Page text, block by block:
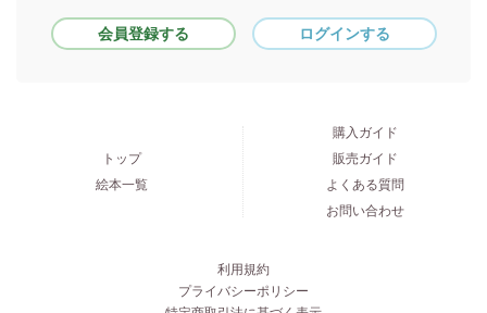
会員登録する ログインする
トップ
絵本一覧
購入ガイド
販売ガイド
よくある質問
お問い合わせ
利用規約
プライバシーポリシー